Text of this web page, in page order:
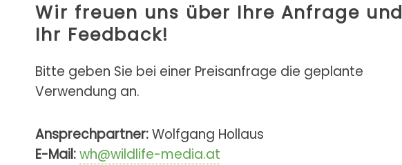
Wir freuen uns über Ihre Anfrage und
Ihr Feedback!
Bitte geben Sie bei einer Preisanfrage die geplante
Verwendung an.
Ansprechpartner:Wolfgang Hollaus
E-Mail:wh@wildlife-media.at